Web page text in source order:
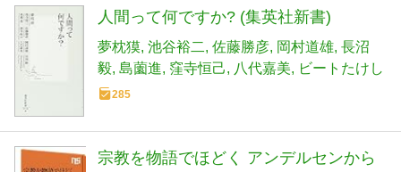
人間って何ですか? (集英社新書)
夢枕獏 池谷裕二 佐藤勝彦 岡村道雄 長沼
毅 島薗進 窪寺恒己 八代嘉美 ビートたけし
285
宗教を物語でほどく アンデルセンから